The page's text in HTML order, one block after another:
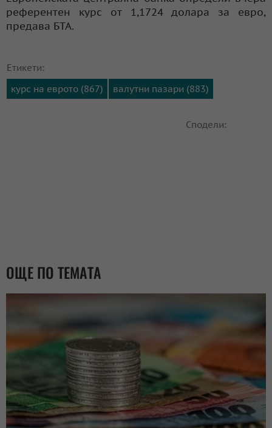
референтен курс от 1,1724 долара за еврo,
предава БТА.
Етикети:
курс на еврото (867)
валутни пазари (883)
Сподели:
ОЩЕ ПО ТЕМАТА